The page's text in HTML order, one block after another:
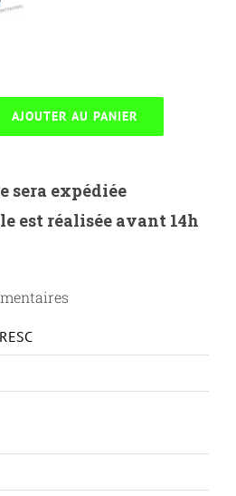
AJOUTER AU PANIER
sera expédiée
est réalisée avant 14h